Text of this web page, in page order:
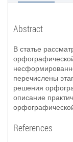
Abstract
В статье
перечислены
решения
описание
References